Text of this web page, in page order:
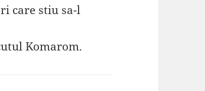
care stiu sa-l
Komarom.